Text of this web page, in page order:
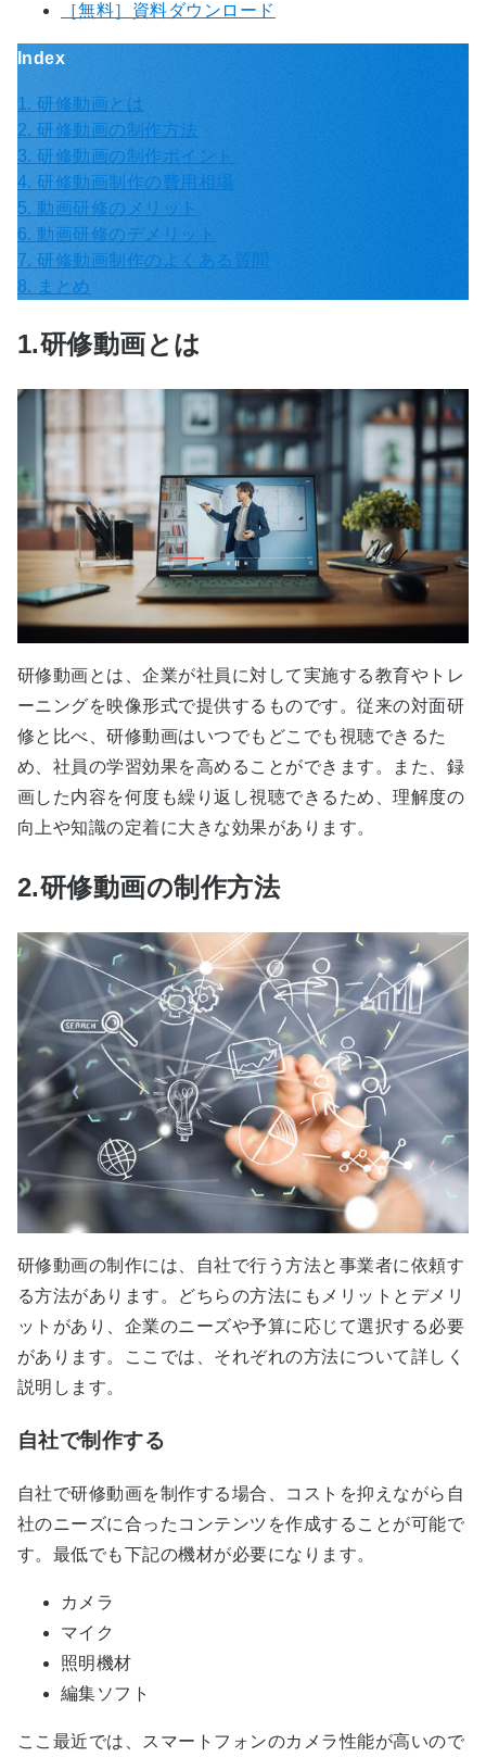
［無料］資料ダウンロード
Index
1. 研修動画とは
2. 研修動画の制作方法
3. 研修動画の制作ポイント
4. 研修動画制作の費用相場
5. 動画研修のメリット
6. 動画研修のデメリット
7. 研修動画制作のよくある質問
8. まとめ
1.研修動画とは
研修動画とは、企業が社員に対して実施する教育やトレ
ーニングを映像形式で提供するものです。従来の対面研
修と比べ、研修動画はいつでもどこでも視聴できるた
め、社員の学習効果を高めることができます。また、録
画した内容を何度も繰り返し視聴できるため、理解度の
向上や知識の定着に大きな効果があります。
2.研修動画の制作方法
研修動画の制作には、自社で行う方法と事業者に依頼す
る方法があります。どちらの方法にもメリットとデメリ
ットがあり、企業のニーズや予算に応じて選択する必要
があります。ここでは、それぞれの方法について詳しく
説明します。
自社で制作する
自社で研修動画を制作する場合、コストを抑えながら自
社のニーズに合ったコンテンツを作成することが可能で
す。最低でも下記の機材が必要になります。
カメラ
マイク
照明機材
編集ソフト
ここ最近では、スマートフォンのカメラ性能が高いので